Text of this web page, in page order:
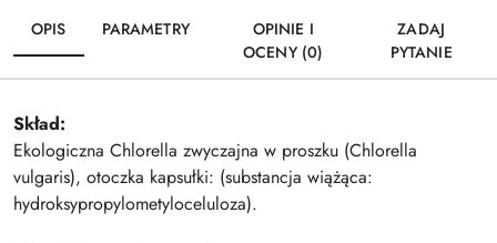
OPIS PARAMETRY
OPINIE I
OCENY (0)
ZADAJ
PYTANIE
Skład:
Ekologiczna Chlorella zwyczajna w proszku (Chlorella
vulgaris), otoczka kapsułki: (substancja wiążąca:
hydroksypropylometyloceluloza).